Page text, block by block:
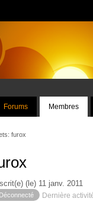
Forums Membres
furox
(le) 11 janv. 2011
Déconnecté Dernière